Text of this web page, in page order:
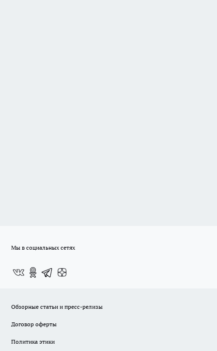
Мы в социальных сетях
Обзорные статьи и пресс-релизы
Договор оферты
Политика этики